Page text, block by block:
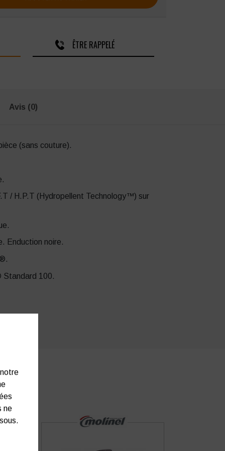
ÊTRE RAPPELÉ
Avis (0)
(sans couture).
/ H.P.T (Hydropellent Technology™) sur
Enduction noire.
100.
ne